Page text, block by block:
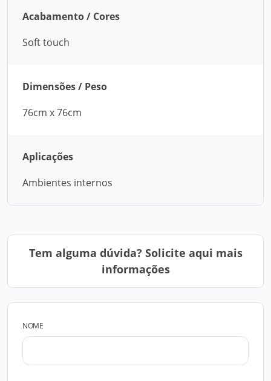
Acabamento / Cores
Soft touch
Dimensões / Peso
76cm x 76cm
Aplicações
Ambientes internos
Tem alguma dúvida? Solicite aqui mais
informações
NOME